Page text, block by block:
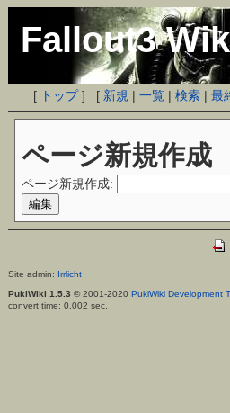
Fallout3
[ トップ] [ 新規 |一覧 |検索 |最
ページ新規作成
ページ新規作成:
Site admin: Irrlicht
PukiWiki 1.5.3 © 2001-2020 PukiWiki Development
convert time: 0.002 sec.